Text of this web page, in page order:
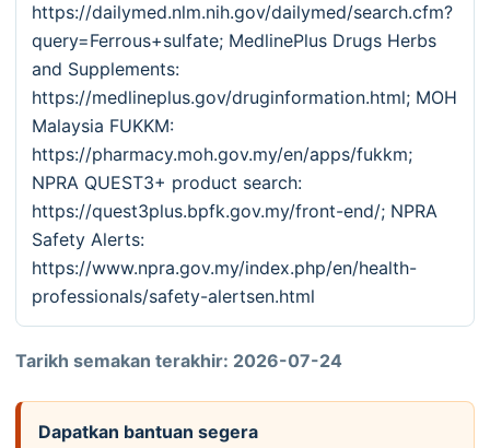
https://dailymed.nlm.nih.gov/dailymed/search.cfm?
query=Ferrous+sulfate; MedlinePlus Drugs Herbs
and Supplements:
https://medlineplus.gov/druginformation.html; MOH
Malaysia FUKKM:
https://pharmacy.moh.gov.my/en/apps/fukkm;
NPRA QUEST3+ product search:
https://quest3plus.bpfk.gov.my/front-end/; NPRA
Safety Alerts:
https://www.npra.gov.my/index.php/en/health-
professionals/safety-alertsen.html
Tarikh semakan terakhir: 2026-07-24
Dapatkan bantuan segera